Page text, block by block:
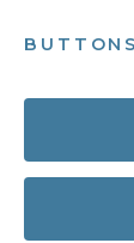
BUTTONS